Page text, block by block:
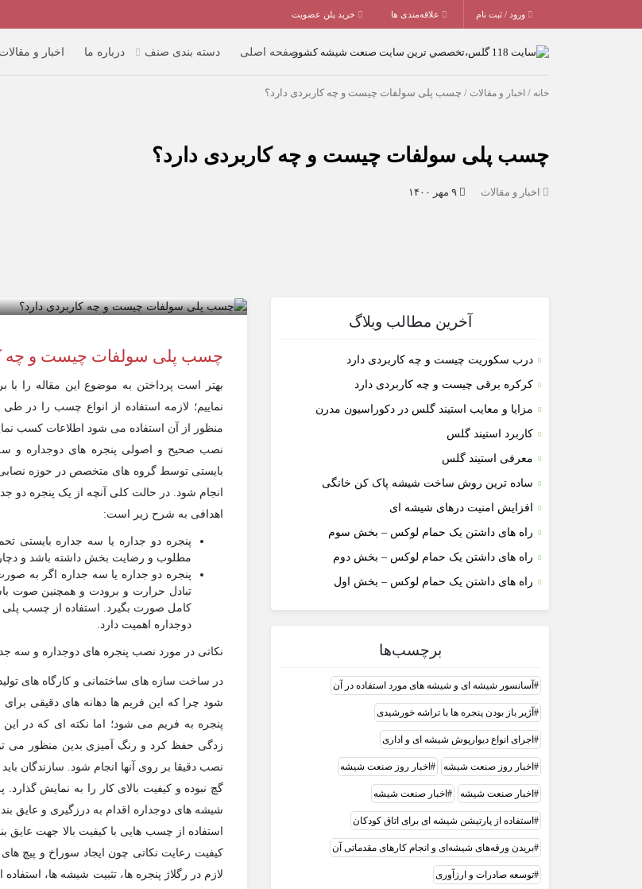
ورود / ثبت نام علاقه‌مندی ها خرید پلن عضویت
صفحه اصلی دسته بندی صنف درباره ما اخبار و مقالات
خانه / اخبار و مقالات / چسب پلی سولفات چیست و چه کاربردی دارد؟
چسب پلی سولفات چیست و چه کاربردی دارد؟
اخبار و مقالات
آخرین مطالب وبلاگ
درب سکوریت چیست و چه کاربردی دارد
کرکره برقی چیست و چه کاربردی دارد
مزایا و معایب استیند گلس در دکوراسیون مدرن
کاربرد استیند گلس
معرفی استیند گلس
ساده ترین روش ساخت شیشه پاک کن خانگی
افزایش امنیت درهای شیشه ای
راه های داشتن یک حمام لوکس – بخش سوم
راه های داشتن یک حمام لوکس – بخش دوم
راه های داشتن یک حمام لوکس – بخش اول
برچسب‌ها
آسانسور شیشه ای و شیشه های مورد استفاده در آن
آژیر باز بودن پنجره ها با تراشه خورشیدی
اجرای انواع دیوارپوش شیشه ای و اداری
اخبار روز صنعت شيشه اخبار روز صنعت شیشه
اخبار صنعت شيشه اخبار صنعت شیشه
استفاده از پارتیشن شیشه ای برای اتاق کودکان
بریدن ورقه‌های شیشه‌ای و انجام کارهای مقدماتی آن
توسعه صادرات و ارزآوری
چسب پلی سولفات چیست و چه
بهتر است پرداختن به موضوع این مقاله را
نماییم؛ لازمه استفاده از انواع چسب را در
منظور از آن استفاده می شود اطلاعات کسب
نصب صحیح و اصولی پنجره های دوجداره و
بایستی توسط گروه های متخصص در حوزه
انجام شود. در حالت کلی آنچه از یک پنجره
اهدافی به شرح زیر است:
پنجره دو جداره یا سه جداره بایستی
مطلوب و رضایت بخش داشته باشد و
پنجره دو جداره یا سه جداره اگر به
تبادل حرارت و برودت و همچنین صوت
کامل صورت بگیرد. استفاده از چسب پلی
دوجداره اهمیت دارد.
نکاتی در مورد نصب پنجره های دوجداره و سه
در ساخت سازه های ساختمانی و کارگاه های
شود چرا که این فریم ها دهانه های دقیقی
پنجره به فریم می شود؛ اما نکته ای که در
زدگی حفظ کرد و رنگ آمیزی بدین منظور می
نصب دقیقا بر روی آنها انجام شود. سازندگان
گچ نبوده و کیفیت بالای کار را به نمایش
شیشه های دوجداره اقدام به درزگیری و عایق
استفاده از چسب هایی با کیفیت بالا جهت
کیفیت رعایت نکاتی چون ایجاد سوراخ و پیچ
لازم در رگلاژ پنجره ها، تثبیت شیشه ها،